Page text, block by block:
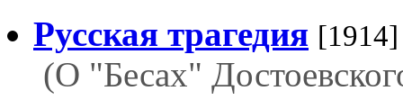
Русская трагедия [1914]
(О "Бесах"